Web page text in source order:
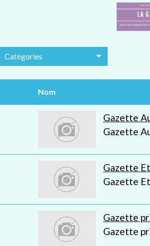
Catégories
Nom
Gazette
Gazette
Gazette
Gazette
Gazette
Gazette